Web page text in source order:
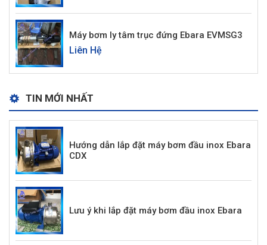
Máy bơm ly tâm trục đứng Ebara EVMSG3
Liên Hệ
TIN MỚI NHẤT
Hướng dẫn lắp đặt máy bơm đầu inox Ebara
CDX
Lưu ý khi lắp đặt máy bơm đầu inox Ebara